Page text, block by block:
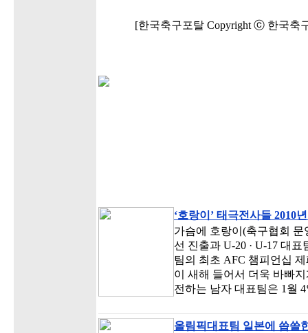
[한국축구포탈 Copyright ⓒ 한국축
‘호랑이’ 태극전사들 2010
가슴에 호랑이(축구협회
선 진출과 U-20 · U-17 대
팀의 최초 AFC 챔피언십
이 새해 들어서 더욱 바빠
전하는 남자 대표팀은 1월
올림픽대표팀 일본에 씁쓸